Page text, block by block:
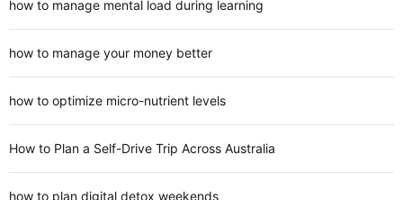
how to manage mental load during learning
how to manage your money better
how to optimize micro-nutrient levels
How to Plan a Self-Drive Trip Across Australia
how to plan digital detox weekends